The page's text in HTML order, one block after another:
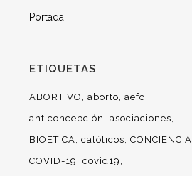
Portada
ETIQUETAS
ABORTIVO aborto aefc
anticoncepción
asociaciones
BIOETICA católicos CONCIENCIA
COVID-19
covid19